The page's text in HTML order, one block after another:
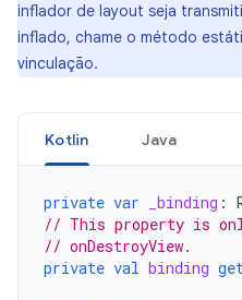
inflador de layout seja
inflado, chame o método
vinculação.
Kotlin Java
private var _binding :
// This property is
// onDestroyView.
private val binding